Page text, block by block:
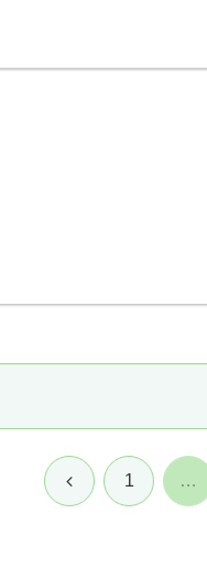
前 1 …